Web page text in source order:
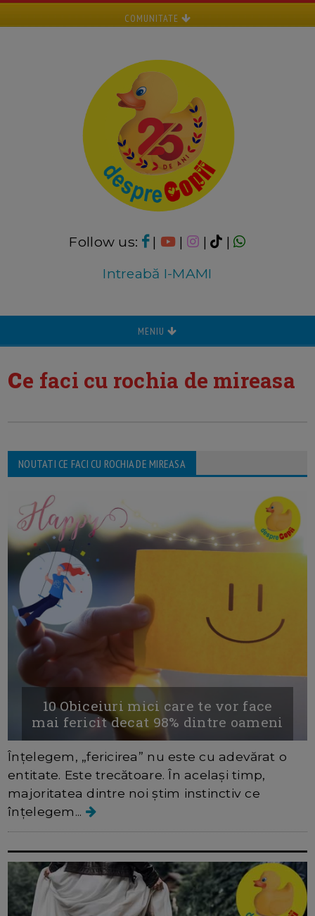
COMUNITATE
Follow us: | | |
|
Intreabă I-MAMI
MENIU
ce faci cu rochia de mireasa
NOUTATI CE FACI CU ROCHIA DE MIREASA
10 Obiceiuri mici care te vor face
mai fericit decat 98% dintre oameni
Înțelegem, „fericirea” nu este cu adevărat o
entitate. Este trecătoare. În același timp,
majoritatea dintre noi știm instinctiv ce
înțelegem...